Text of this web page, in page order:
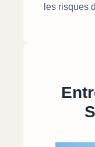
les risques